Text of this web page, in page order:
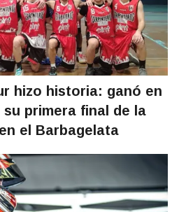
hizo historia: ganó en
primera final de la
el Barbagelata